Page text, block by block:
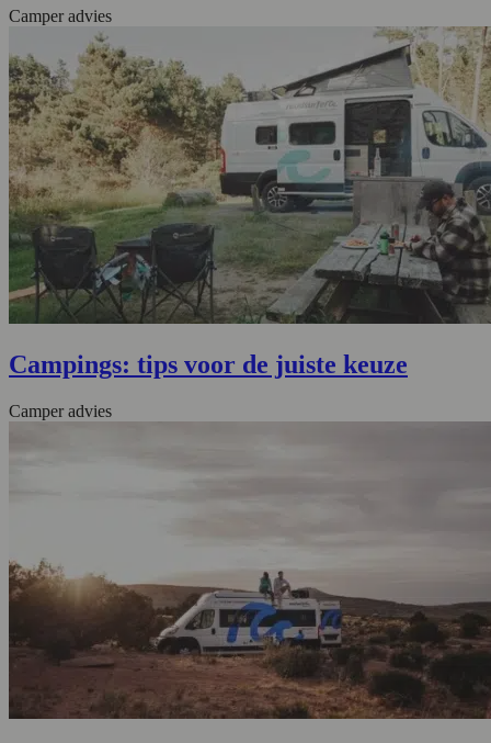
Camper advies
Campings: tips voor de juiste keuze
Camper advies